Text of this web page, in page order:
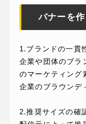
バナーを
1.ブランドの一貫
企業や団体のブラ
のマーケティング
企業のブラウンデ
2.推奨サイズの確